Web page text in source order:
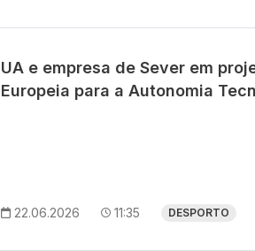
UA e empresa de Sever em
Europeia para a Autonomia
22.06.2026 11:35 DESPORTO